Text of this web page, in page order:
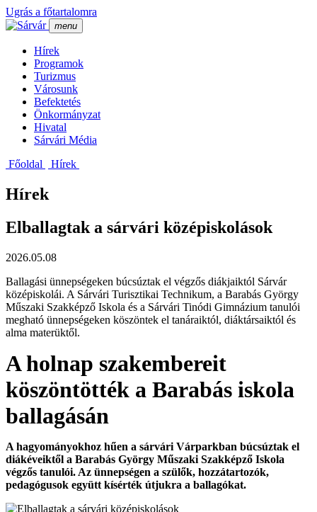
Ugrás a főtartalomra
menu
Hí­rek
Programok
Turizmus
Városunk
Befektetés
Önkormányzat
Hivatal
Sárvári Média
Főoldal
Hí­rek
Hírek
Elballagtak a sárvári középiskolások
2026.05.08
Ballagási ünnepségeken búcsúztak el végzős diákjaiktól Sárvár
középiskolái. A Sárvári Turisztikai Technikum, a Barabás György
Műszaki Szakképző Iskola és a Sárvári Tinódi Gimnázium tanulói
megható ünnepségeken köszöntek el tanáraiktól, diáktársaiktól és
alma materüktől.
A holnap szakembereit
köszöntötték a Barabás iskola
ballagásán
A hagyományokhoz hűen a sárvári Várparkban búcsúztak el
diákéveiktől a Barabás György Műszaki Szakképző Iskola
végzős tanulói. Az ünnepségen a szülők, hozzátartozók,
pedagógusok együtt kísérték útjukra a ballagókat.